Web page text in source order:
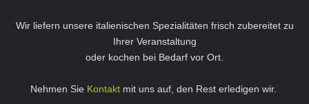
Wir liefern unsere italienischen Spezialitäten frisch zubereitet zu
Ihrer Veranstaltung
oder kochen bei Bedarf vor Ort.
Nehmen Sie Kontaktmit uns auf, den Rest erledigen wir.